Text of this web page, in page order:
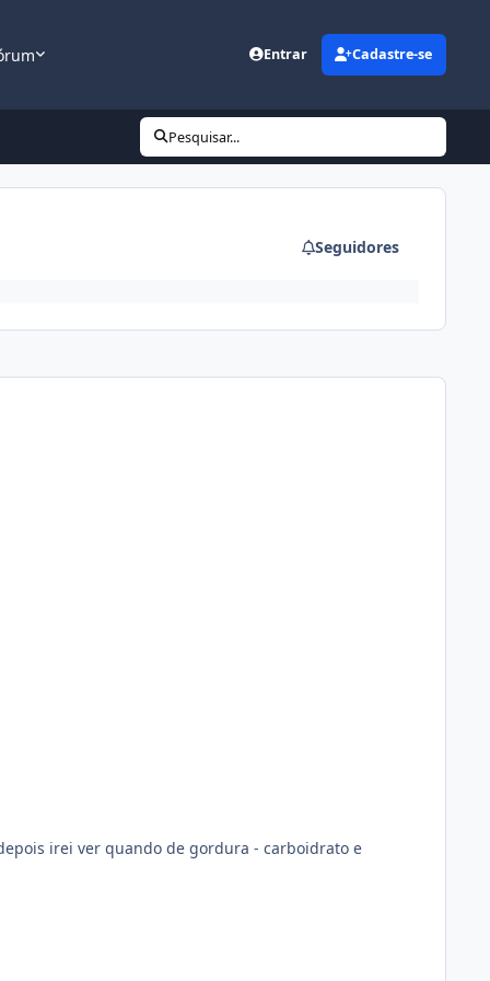
Entrar Cadastre-se
Pesquisar...
Seguidores
irei ver quando de gordura - carboidrato e